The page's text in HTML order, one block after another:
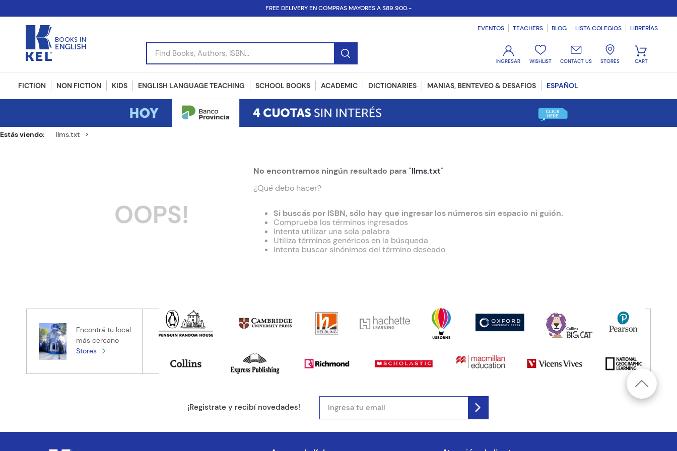
FREE DELIVERY EN COMPRAS MAYORES A $89.900.-
Find Books, Authors, ISBN...
EVENTOS TEACHERS BLOG LISTA COLEGIOS LIBRERÍAS
WISHLIST CONTACT US STORES
FICTION NON FICTION KIDS ENGLISH LANGUAGE TEACHING SCHOOL BOOKS ACADEMIC DICTIONARIES MANIAS, BENTEVEO & DESAFIOS ESPAÑOL
llms.txt
OOPS!
No encontramos ningún resultado para "llms.txt"
¿Qué debo hacer?
Comprueba los términos ingresados
Intenta utilizar una sola palabra
Utiliza términos genéricos en la búsqueda
Intenta buscar sinónimos del término deseado
Encontrá tu local
más cercano
Stores
¡Registrate y recibí novedades!